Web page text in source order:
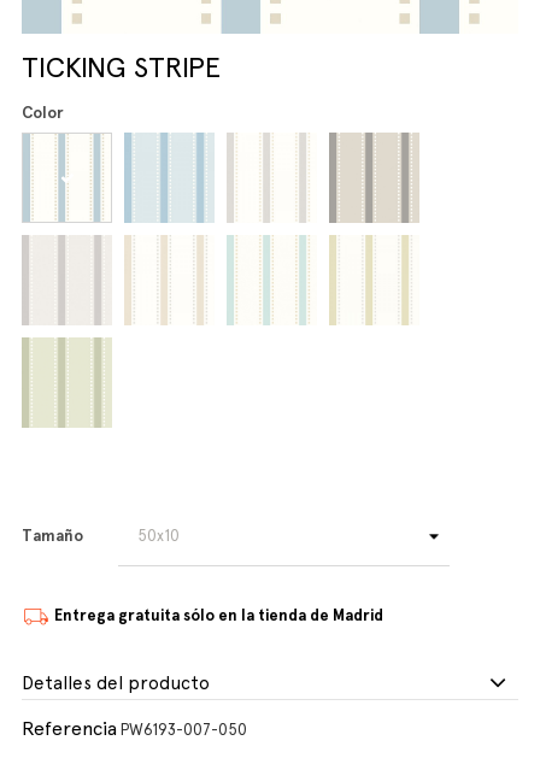
TICKING STRIPE
Color
Tamaño
Entrega gratuita sólo en la tienda de Madrid
Detalles del producto
Referencia PW6193-007-050